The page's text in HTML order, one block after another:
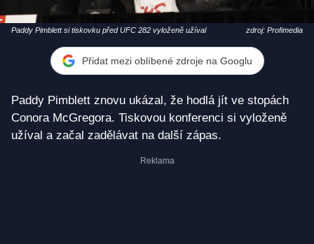
Paddy Pimblett si tiskovku před UFC 282 vyloženě užíval zdroj: Profimedia
Přidat mezi oblíbené zdroje na Googlu
Paddy Pimblett znovu ukázal, že hodlá jít ve stopách
Conora McGregora. Tiskovou konferenci si vyloženě
užíval a začal zadělávat na další zápas.